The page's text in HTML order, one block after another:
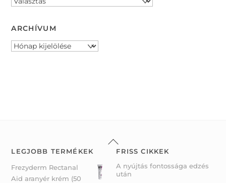
ARCHÍVUM
Archívum
Back
To
LEGJOBB TERMÉKEK
Frezyderm Rectanal
Aid aranyér krém (50
FRISS CIKKEK
A nyújtás fontossága edzés
után